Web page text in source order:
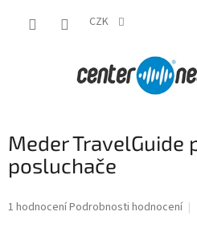
CZK
Meder TravelGuide
posluchače
Průměrné
1 hodnoceníPodrobnosti hodnocení